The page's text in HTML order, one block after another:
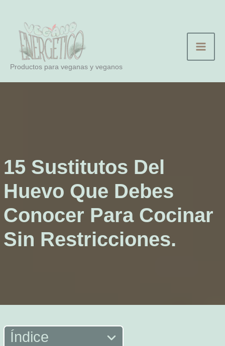
contenido
Productos para veganas y veganos
15 Sustitutos Del
Huevo Que Debes
Conocer Para Cocinar
Sin Restricciones.
Índice